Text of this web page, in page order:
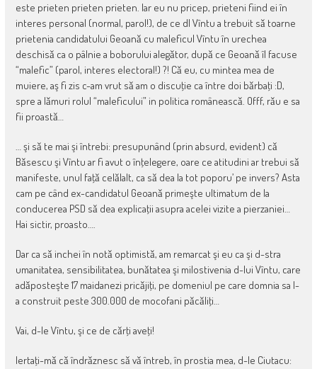
este prieten prieten prieten. Iar eu nu pricep, prieteni fiind ei în
interes personal (normal, parol!), de ce dl Vîntu a trebuit sǎ toarne
prietenia candidatului Geoanǎ cu maleficul Vîntu în urechea
deschisǎ ca o pâlnie a boborului alegǎtor, dupǎ ce Geoanǎ îl facuse
“malefic” (parol, interes electoral!) ?! Cǎ eu, cu mintea mea de
muiere, aş fi zis c-am vrut sǎ am o discuţie ca între doi bǎrbaţi :D,
spre a lǎmuri rolul “maleficului” in politica româneascǎ. Offf, rǎu e sa
fii proastǎ…
… şi sǎ te mai şi întrebi: presupunând (prin absurd, evident) cǎ
Bǎsescu şi Vîntu ar fi avut o înţelegere, oare ce atitudini ar trebui sǎ
manifeste, unul faţǎ celǎlalt, ca sǎ dea la tot poporu’ pe invers? Asta
cam pe când ex-candidatul Geoanǎ primeşte ultimatum de la
conducerea PSD sǎ dea explicaţii asupra acelei vizite a pierzaniei…
Hai sictir, proasto….
Dar ca sǎ inchei în notǎ optimistǎ, am remarcat şi eu ca şi d-stra
umanitatea, sensibilitatea, bunǎtatea şi milostivenia d-lui Vîntu, care
adǎposteşte 17 maidanezi pricǎjiţi, pe domeniul pe care domnia sa l-
a construit peste 300.000 de mocofani pǎcǎliţi…
Vai, d-le Vîntu, şi ce de cǎrţi aveţi!
Iertaţi-mǎ cǎ îndrǎznesc sǎ vǎ întreb, în prostia mea, d-le Ciutacu: